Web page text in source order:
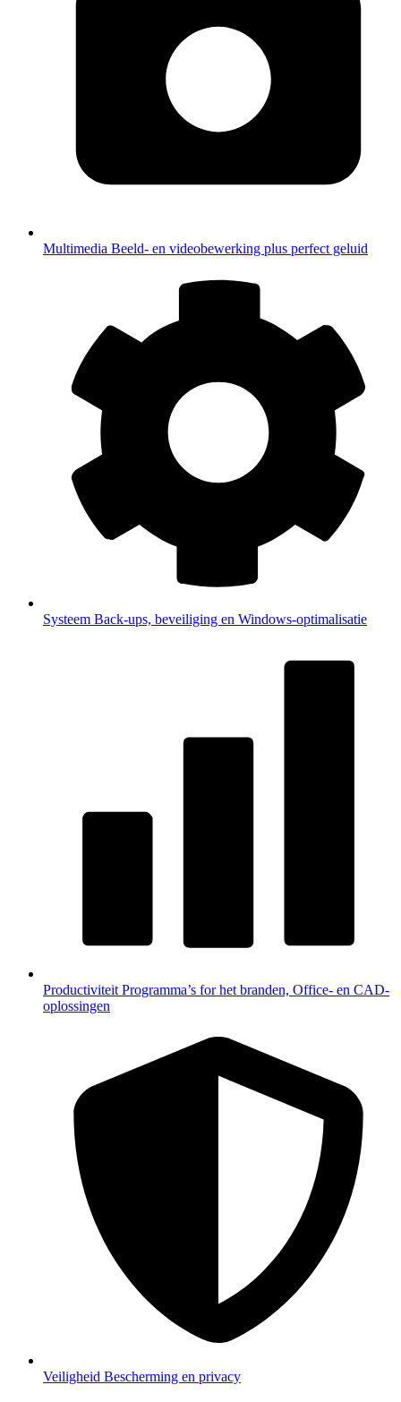
Multimedia Beeld- en videobewerking plus perfect geluid
Systeem Back-ups, beveiliging en Windows-optimalisatie
Productiviteit Programma’s for het branden, Office- en CAD-
oplossingen
Veiligheid Bescherming en privacy